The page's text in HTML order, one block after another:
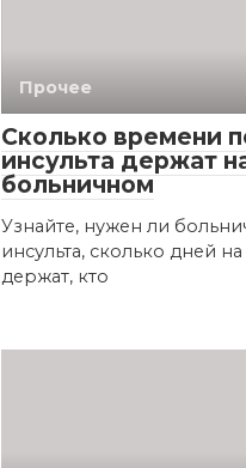
Прочее
Сколько времени
инсульта держат
больничном
Узнайте, нужен ли
инсульта, сколько дней
держат, кто